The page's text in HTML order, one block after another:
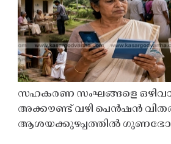
സഹകരണ സംഘങ്ങളെ
അക്കൗണ്ട് വഴി പെൻഷൻ
ആശയക്കുഴപ്പത്തിൽ